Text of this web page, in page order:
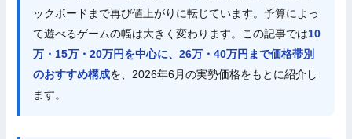
ックボードまで再び値上がりに転じています。予算によっ
て遊べるゲームの幅は大きく変わります。この記事では10
万・15万・20万円を中心に、26万・40万円まで価格帯別
のおすすめ構成を、2026年6月の実勢価格をもとに紹介し
ます。